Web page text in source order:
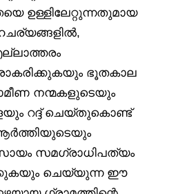
ഉള്ളിലേറ്റുന്നതുമായ
ഭൂതകാല
നന്മകളുടെയും
റദ്ദ് ചെയ്തുകൊണ്ട്
സമഗ്രാധിപത്യം
ചെയ്യുന്ന ഈ